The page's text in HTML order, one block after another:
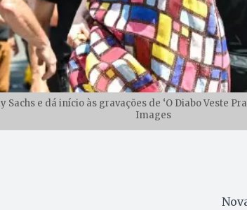
e dá início às gravações de ‘O Diabo Veste
Images